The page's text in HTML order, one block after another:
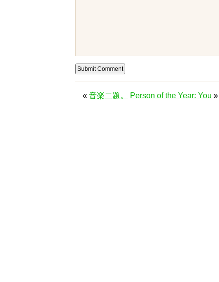
« 音楽二題。 Person of the Year: You »